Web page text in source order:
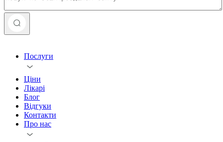
Послуги
Ціни
Лікарі
Блог
Відгуки
Контакти
Про нас